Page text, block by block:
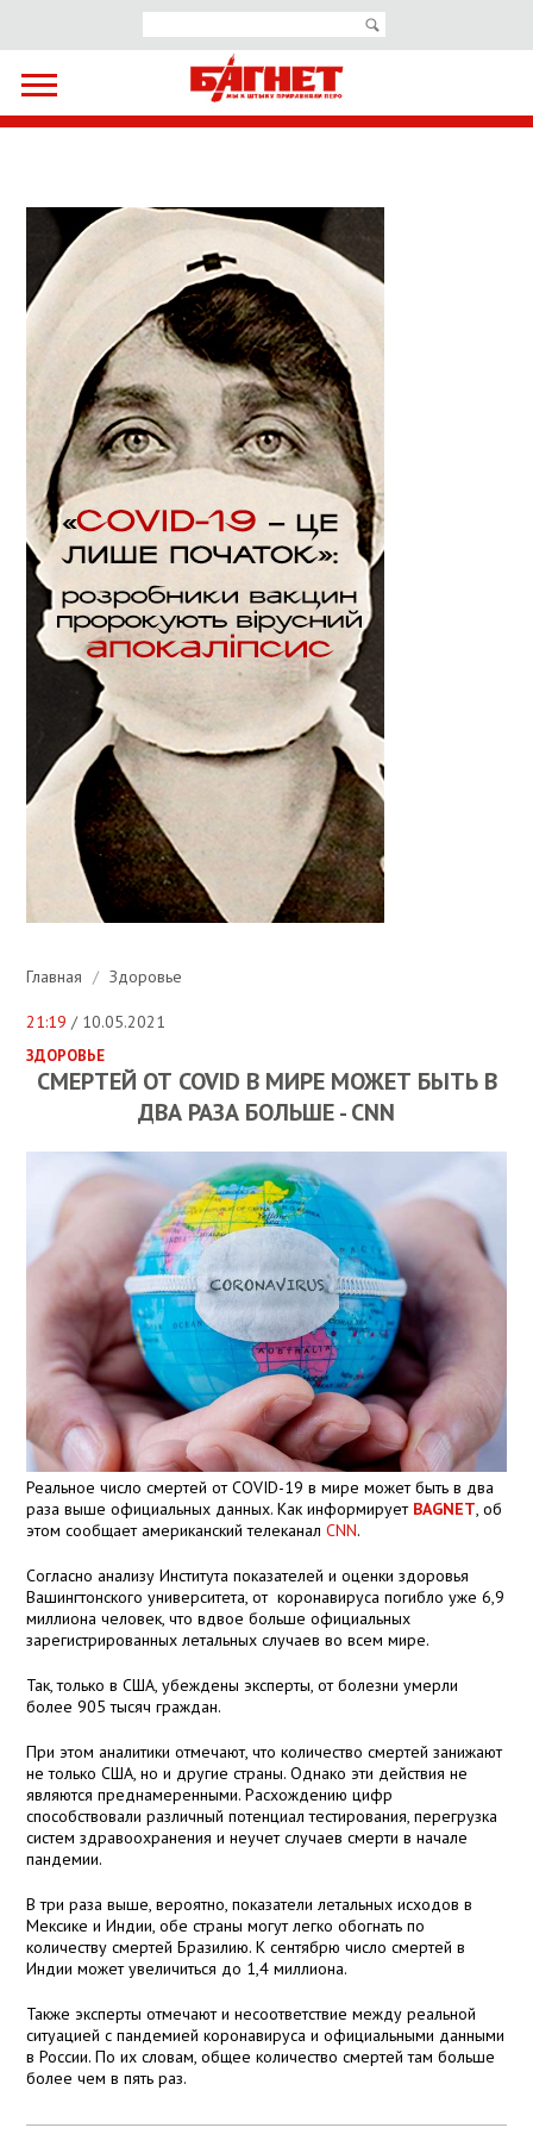
Главная / Здоровье
21:19 / 10.05.2021
ЗДОРОВЬЕ
СМЕРТЕЙ ОТ COVID В МИРЕ МОЖЕТ БЫТЬ В
ДВА РАЗА БОЛЬШЕ - CNN
Реальное число смертей от COVID-19 в мире может быть в два
раза выше официальных данных. Как информирует BAGNET, об
этом сообщает американский телеканалCNN.
Согласно анализу Института показателей и оценки здоровья
Вашингтонского университета, от коронавируса погибло уже 6,9
миллиона человек, что вдвое больше официальных
зарегистрированных летальных случаев во всем мире.
Так, только в США, убеждены эксперты, от болезни умерли
более 905 тысяч граждан.
При этом аналитики отмечают, что количество смертей занижают
не только США, но и другие страны. Однако эти действия не
являются преднамеренными. Расхождению цифр
способствовали различный потенциал тестирования, перегрузка
систем здравоохранения и неучет случаев смерти в начале
пандемии.
В три раза выше, вероятно, показатели летальных исходов в
Мексике и Индии, обе страны могут легко обогнать по
количеству смертей Бразилию. К сентябрю число смертей в
Индии может увеличиться до 1,4 миллиона.
Также эксперты отмечают и несоответствие между реальной
ситуацией с пандемией коронавируса и официальными данными
в России. По их словам, общее количество смертей там больше
более чем в пять раз.